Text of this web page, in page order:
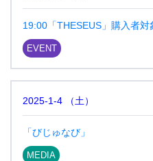
19:00「THESEUS」購入者
EVENT
2025-1-4 （土）
「びじゅなび」
MEDIA